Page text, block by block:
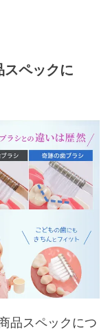
スペックに
品スペックにつ